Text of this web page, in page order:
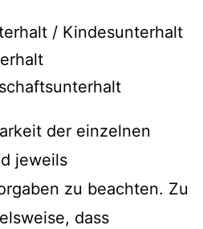
/ Kindesunterhalt
der einzelnen
jeweils
zu beachten. Zu
dass